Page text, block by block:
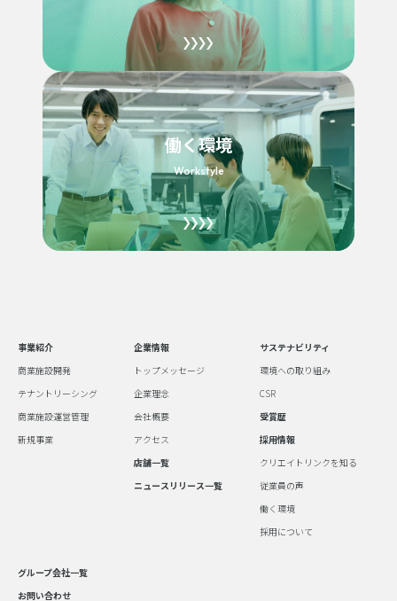
働く環境
Workstyle
事業紹介
商業施設開発
テナントリーシング
商業施設運営管理
新規事業
企業情報
トップメッセージ
企業理念
会社概要
アクセス
店舗一覧
ニュースリリース一覧
サステナビリティ
環境への取り組み
CSR
受賞歴
採用情報
クリエイトリンクを知る
従業員の声
働く環境
採用について
グループ会社一覧
お問い合わせ